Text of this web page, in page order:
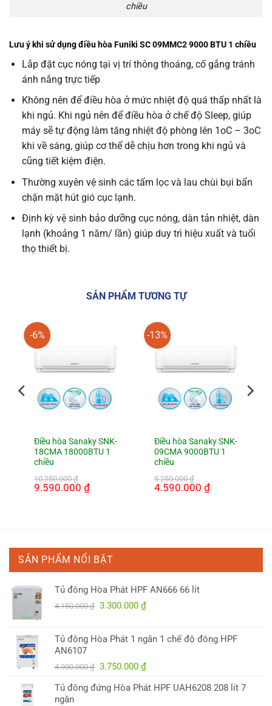
chiều
Lưu ý khi sử dụng điều hòa Funiki SC 09MMC29000 BTU 1 chiều
Lắp đặt cục nóng tại vị trí thông thoáng, cố gắng tránh
ánh nắng trực tiếp
Không nên để điều hòa ở mức nhiệt độ quá thấp nhất là
khi ngủ. Khi ngủ nên để điều hòa ở chế độ Sleep, giúp
máy sẽ tự động làm tăng nhiệt độ phòng lên 1oC – 3oC
khi về sáng, giúp cơ thể dễ chịu hơn trong khi ngủ và
cũng tiết kiệm điện.
Thường xuyên vệ sinh các tấm lọc và lau chùi bụi bẩn
chặn mặt hút gió cục lạnh.
Định kỳ vệ sinh bảo dưỡng cục nóng, dàn tản nhiệt, dàn
lạnh (khoảng 1 năm/ lần) giúp duy trì hiệu xuất và tuổi
thọ thiết bị.
SẢN PHẨM TƯƠNG TỰ
-6%
Điều hòa Sanaky SNK-
18CMA 18000BTU 1
chiều
10.250.000₫
Giá
gốc
9.590.000 ₫Giá
hiện
-13%
Điều hòa Sanaky SNK-
09CMA 9000BTU 1
chiều
5.250.000₫
Giá
gốc
4.590.000 ₫Giá
hiện
SẢN PHẨM NỔI BẬT
Tủ đông Hòa Phát HPF AN666 66 lít
4.150.000₫ Giá
4.150.000 ₫.
3.300.000 ₫Giá
là:
Tủ đông Hòa Phát 1 ngăn 1 chế độ đông HPF
AN6107
4.900.000₫ Giá
là:
3.750.000 ₫Giá
tại
Tủ đông đứng Hòa Phát HPF UAH6208 208 lít 7
ngăn